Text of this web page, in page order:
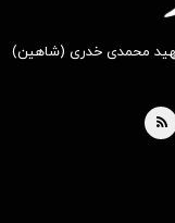
شهید محمدی خدری (شاهین)